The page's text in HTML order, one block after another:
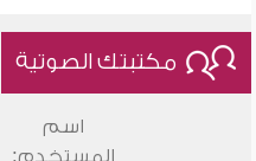
مكتبتك الصوتية
اسم
المستخدم: